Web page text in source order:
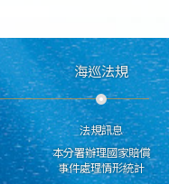
海巡法規
法規訊息
本分署辦理國家賠償
事件處理情形統計